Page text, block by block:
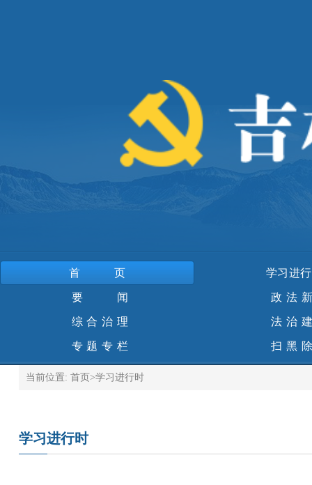
首页 学习进
要 闻 政法
综合治理 法治
专题专栏 扫黑
当前位置: 首页 >学习进行时
学习进行时